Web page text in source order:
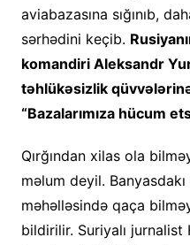
aviabazasına sığınıb,
sərhədini keçib.
komandiri Aleksandr
təhlükəsizlik
“Bazalarımıza hücum
Qırğından xilas ola
məlum deyil.
məhəlləsində qaça
bildirilir. Suriyalı